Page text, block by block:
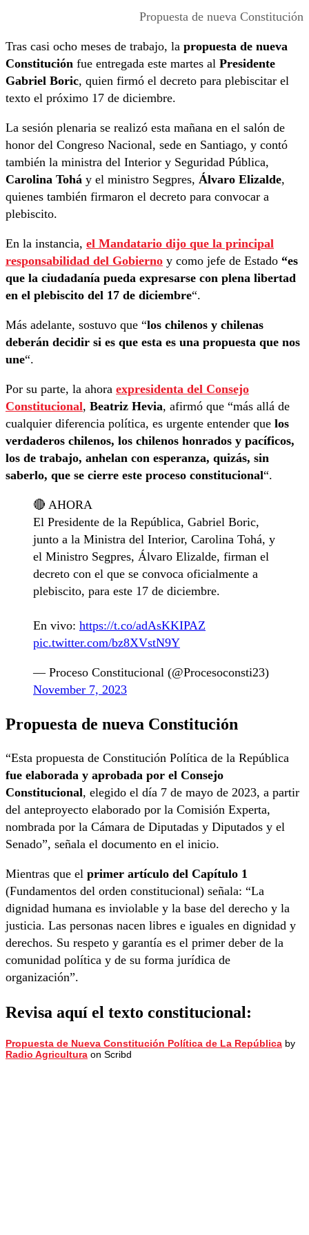
Propuesta de nueva Constitución
Tras casi ocho meses de trabajo, la propuesta de nueva
Constitución fue entregada este martes al Presidente
Gabriel Boric, quien firmó el decreto para plebiscitar el
texto el próximo 17 de diciembre.
La sesión plenaria se realizó esta mañana en el salón de
honor del Congreso Nacional, sede en Santiago, y contó
también la ministra del Interior y Seguridad Pública,
Carolina Tohá y el ministro Segpres, Álvaro Elizalde,
quienes también firmaron el decreto para convocar a
plebiscito.
En la instancia, el Mandatario dijo que la principal
responsabilidad del Gobierno y como jefe de Estado “es
que la ciudadanía pueda expresarse con plena libertad
en el plebiscito del 17 de diciembre“.
Más adelante, sostuvo que “los chilenos y chilenas
deberán decidir si es que esta es una propuesta que nos
une“.
Por su parte, la ahora expresidenta del Consejo
Constitucional, Beatriz Hevia, afirmó que “más allá de
cualquier diferencia política, es urgente entender que los
verdaderos chilenos, los chilenos honrados y pacíficos,
los de trabajo, anhelan con esperanza, quizás, sin
saberlo, que se cierre este proceso constitucional“.
🔴 AHORA
El Presidente de la República, Gabriel Boric,
junto a la Ministra del Interior, Carolina Tohá, y
el Ministro Segpres, Álvaro Elizalde, firman el
decreto con el que se convoca oficialmente a
plebiscito, para este 17 de diciembre.
En vivo: https://t.co/adAsKKIPAZ
pic.twitter.com/bz8XVstN9Y
— Proceso Constitucional (@Procesoconsti23)
November 7, 2023
Propuesta de nueva Constitución
“Esta propuesta de Constitución Política de la República
fue elaborada y aprobada por el Consejo
Constitucional, elegido el día 7 de mayo de 2023, a partir
del anteproyecto elaborado por la Comisión Experta,
nombrada por la Cámara de Diputadas y Diputados y el
Senado”, señala el documento en el inicio.
Mientras que el primer artículo del Capítulo 1
(Fundamentos del orden constitucional) señala: “La
dignidad humana es inviolable y la base del derecho y la
justicia. Las personas nacen libres e iguales en dignidad y
derechos. Su respeto y garantía es el primer deber de la
comunidad política y de su forma jurídica de
organización”.
Revisa aquí el texto constitucional:
Propuesta de Nueva Constitución Política de La República by
Radio Agricultura on Scribd